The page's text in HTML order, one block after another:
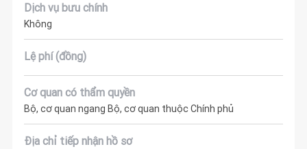
Dịch vụ bưu chính
Không
Lệ phí (đồng)
Cơ quan có thẩm quyền
Bộ, cơ quan ngang Bộ, cơ quan thuộc Chính phủ
Địa chỉ tiếp nhận hồ sơ